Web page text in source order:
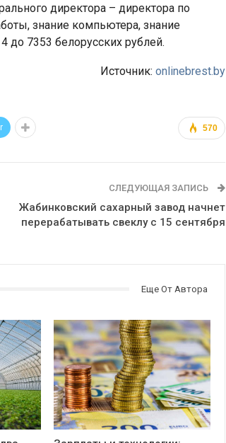
директора – директора по
знание компьютера, знание
до 7353 белорусских рублей.
Источник: onlinebrest.by
570
СЛЕДУЮЩАЯ ЗАПИСЬ
Жабинковский сахарный завод начнет
перерабатывать свеклу с 15 сентября
Еще От Автора